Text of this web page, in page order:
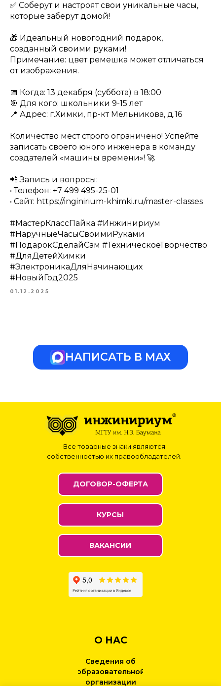
✅ Соберут и настроят свои уникальные часы,
которые заберут домой!
🎁 Идеальный новогодний подарок,
созданный своими руками!
Примечание: цвет ремешка может отличаться
от изображения.
📅 Когда: 13 декабря (суббота) в 18:00
🎯 Для кого: школьники 9-15 лет
📍 Адрес: г.Химки, пр-кт Мельникова, д.16
Количество мест строго ограничено! Успейте
записать своего юного инженера в команду
создателей «машины времени»! 🚀
📲 Запись и вопросы:
• Телефон: +7 499 495-25-01
• Сайт: https://inginirium-khimki.ru/master-classes
#МастерКлассПайка #Инжинириум
#НаручныеЧасыСвоимиРуками
#ПодарокСделайСам #ТехническоеТворчество
#ДляДетейХимки
#ЭлектроникаДляНачинающих
#НовыйГод2025
01.12.2025
НАПИСАТЬ В МАХ
Все товарные знаки являются
собственностью их правообладателей.
О НАС
ВАКАНСИИ
КУРСЫ
Сведения об
образовательной
организации
ДОГОВОР-ОФЕРТА